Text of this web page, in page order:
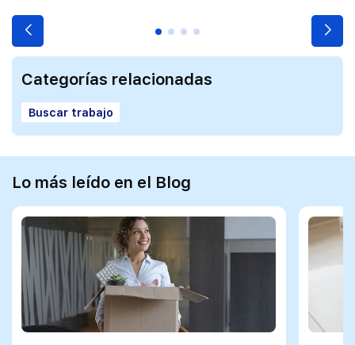
Categorías relacionadas
Buscar trabajo
Lo más leído en el Blog